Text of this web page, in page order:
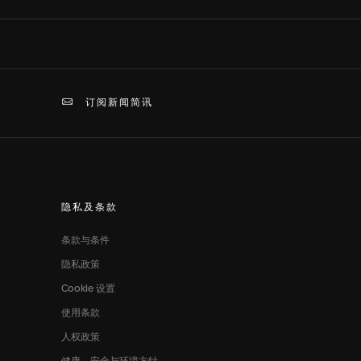
订阅新闻简讯
隐私及条款
条款与条件
隐私政策
Cookie 设置
使用条款
人权政策